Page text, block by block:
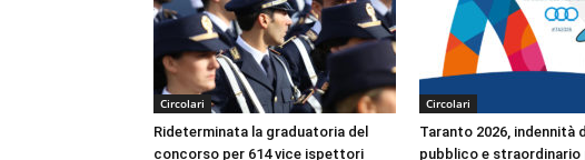
Circolari
Rideterminata la graduatoria del
concorso per 614 vice ispettori
Circolari
Taranto 2026, indennità
pubblico e straordinario